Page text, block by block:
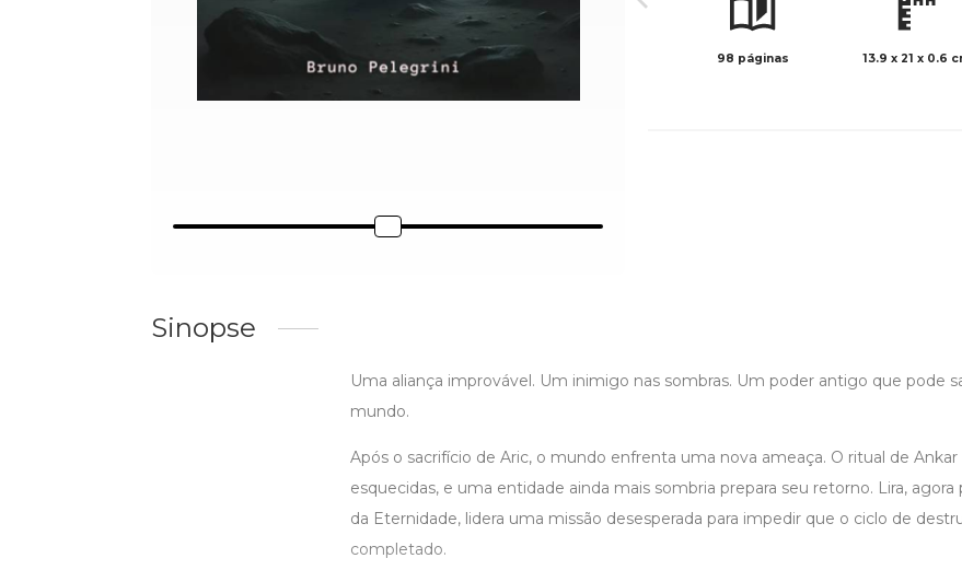
98 páginas 13.9 x 21 x 0.6
Sinopse
Uma aliança improvável. Um inimigo nas sombras. Um poder antigo que pode
mundo.
Após o sacrifício de Aric, o mundo enfrenta uma nova ameaça. O ritual de
esquecidas, e uma entidade ainda mais sombria prepara seu retorno. Lira,
da Eternidade, lidera uma missão desesperada para impedir que o ciclo de
completado.